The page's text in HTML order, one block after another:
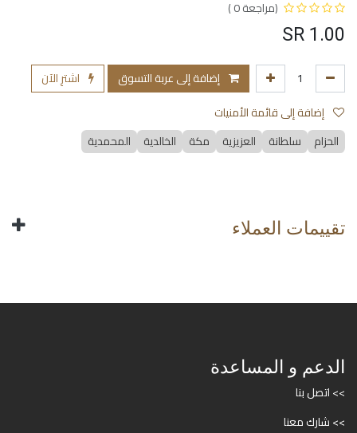
(مراجعة 0 )
1.00
إضافة إلى عربة التسوق
اشترِ الآن
الحزام
سلطانة العزيزية مكة الخالدية المحمدية
تقييمات العملاء
الدعم و المساعدة
>> اتصل بنا
>> شارك معنا